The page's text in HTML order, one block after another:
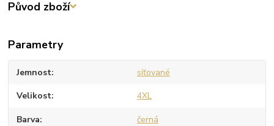
Původ zboží
Parametry
Jemnost síťované
Velikost 4XL
Barva černá